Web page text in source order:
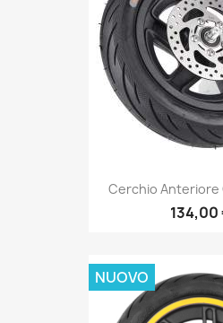
Cerchio Anteriore
134,00
NUOVO